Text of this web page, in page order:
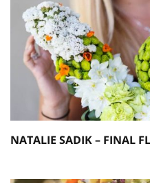
NATALIE SADIK – FINAL